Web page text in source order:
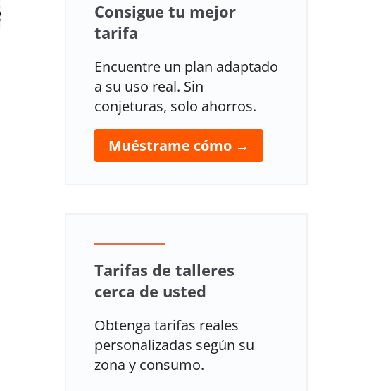
Consigue tu mejor
tarifa
Encuentre un plan adaptado
a su uso real. Sin
conjeturas, solo ahorros.
Muéstrame cómo →
Tarifas de talleres
cerca de usted
Obtenga tarifas reales
personalizadas según su
zona y consumo.